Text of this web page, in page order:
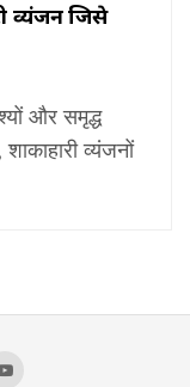
व्यंजन जिसे
और समृद्ध
व्यंजनों